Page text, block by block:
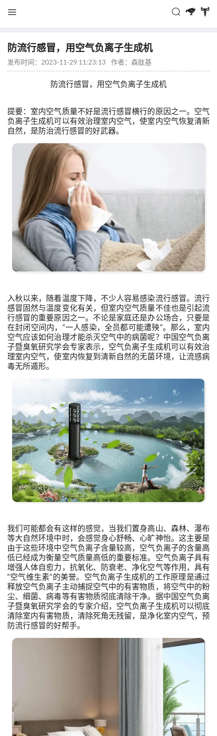
防流行感冒，用空气负离子生成机
发布时间：2023-11-29 11:23:13 作者： 森肽基
防流行感冒，用空气负离子生成机
提要：室内空气质量不好是流行感冒横行的原因之一。空气
负离子生成机可以有效治理室内空气，使室内空气恢复清新
自然，是防治流行感冒的好武器。
入秋以来，随着温度下降，不少人容易感染流行感冒。流行
感冒固然与温度变化有关，但室内空气质量不佳也是引起流
行感冒的重要原因之一。不论是家庭还是办公场合，只要是
在封闭空间内，“一人感染，全员都可能遭殃”。那么，室内
空气应该如何治理才能杀灭空气中的病菌呢？中国空气负离
子暨臭氧研究学会专家表示，空气负离子生成机可以有效治
理室内空气，使室内恢复到清新自然的无菌环境，让流感病
毒无所遁形。
我们可能都会有这样的感觉，当我们置身高山、森林、瀑布
等大自然环境中时，会感觉身心舒畅、心旷神怡。这主要是
由于这些环境中空气负离子含量较高，空气负离子的含量高
低已经成为衡量空气质量高低的重要标准。空气负离子具有
增强人体自愈力，抗氧化、防衰老、净化空气等作用，具有
“空气维生素”的美誉。空气负离子生成机的工作原理是通过
释放空气负离子主动捕捉空气中的有害物质，将空气中的粉
尘、细菌、病毒等有害物质彻底清除干净。据中国空气负离
子暨臭氧研究学会的专家介绍，空气负离子生成机可以彻底
清除室内有害物质，清除死角无残留，是净化室内空气，预
防流行感冒的好帮手。